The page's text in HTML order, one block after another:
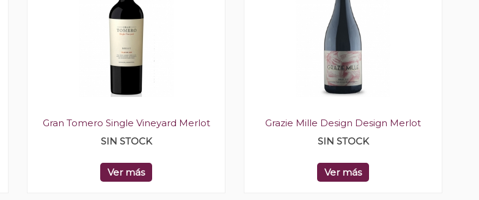
Gran Tomero Single Vineyard Merlot
SIN STOCK
Ver más
Grazie Mille Design Design Merlot
SIN STOCK
Ver más